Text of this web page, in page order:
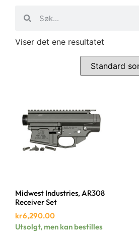
Viser det ene resultatet
Midwest Industries, AR308
Receiver Set
kr6,290.00
Utsolgt, men kan bestilles